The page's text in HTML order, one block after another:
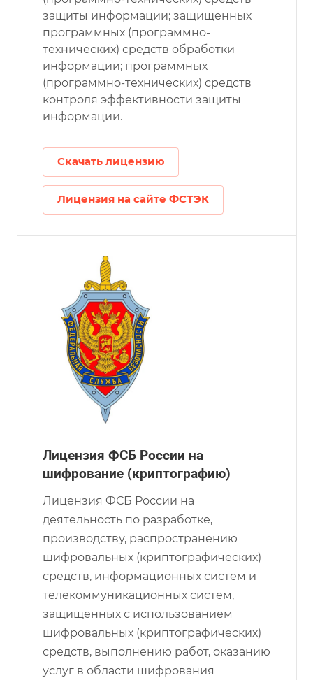
защиты информации; защищенных
программных (программно-
технических) средств обработки
информации; программных
(программно-технических) средств
контроля эффективности защиты
информации.
Скачать лицензию
Лицензия на сайте ФСТЭК
Лицензия ФСБ России на
шифрование (криптографию)
Лицензия ФСБ России на
деятельность по разработке,
производству, распространению
шифровальных (криптографических)
средств, информационных систем и
телекоммуникационных систем,
защищенных с использованием
шифровальных (криптографических)
средств, выполнению работ, оказанию
услуг в области шифрования